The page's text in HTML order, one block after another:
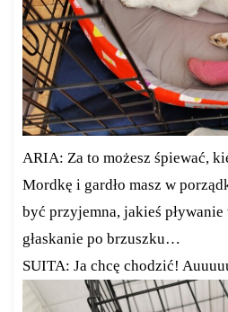
ARIA: Za to możesz śpiewać,
Mordkę i gardło masz w
być przyjemna, jakieś pływanie
głaskanie po brzuszku…
SUITA: Ja chcę chodzić!